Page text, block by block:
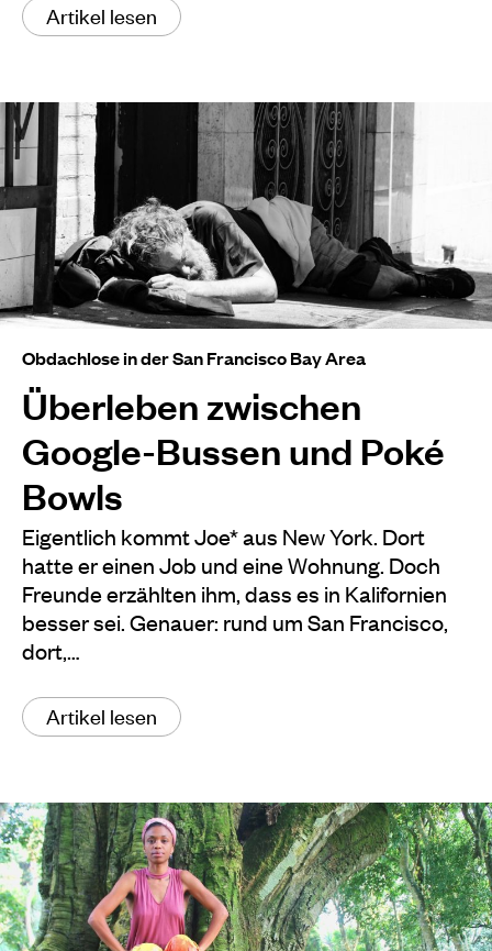
Artikel lesen
Obdachlose in der San Francisco Bay Area
Überleben zwischen
Google-Bussen und Poké
Bowls
Eigentlich kommt Joe* aus New York. Dort
hatte er einen Job und eine Wohnung. Doch
Freunde erzählten ihm, dass es in Kalifornien
besser sei. Genauer: rund um San Francisco,
dort,…
Artikel lesen